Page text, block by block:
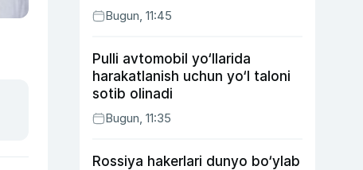
sovg‘a tayyorlagan Umid vines,
xonanda Rayhon nimadan xafa?
Bugun, 11:45
Pulli avtomobil yo‘llarida
harakatlanish uchun yo‘l taloni
sotib olinadi
Bugun, 11:35
Rossiya hakerlari dunyo bo‘ylab